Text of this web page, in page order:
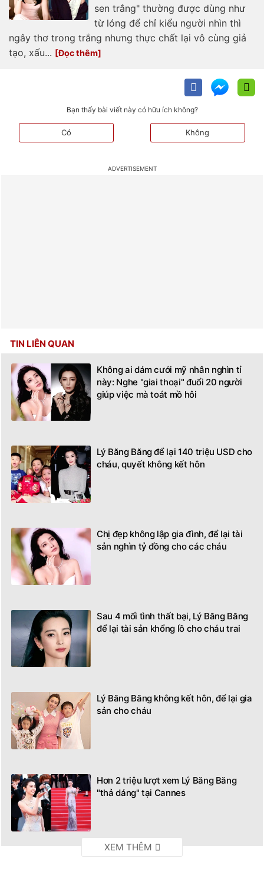
sen trắng" thường được dùng như
từ lóng để chỉ kiểu người nhìn thì
ngây thơ trong trắng nhưng thực chất lại vô cùng giả
tạo, xấu...
Bạn thấy bài viết này có hữu ích không?
Có Không
TIN LIÊN QUAN
Không ai dám cưới mỹ nhân nghìn tỉ
này: Nghe "giai thoại" đuổi 20 người
giúp việc mà toát mồ hôi
Lý Băng Băng để lại 140 triệu USD cho
cháu, quyết không kết hôn
Chị đẹp không lập gia đình, để lại tài
sản nghìn tỷ đồng cho các cháu
Sau 4 mối tình thất bại, Lý Băng Băng
để lại tài sản khổng lồ cho cháu trai
Lý Băng Băng không kết hôn, để lại gia
sản cho cháu
Hơn 2 triệu lượt xem Lý Băng Băng
"thả dáng" tại Cannes